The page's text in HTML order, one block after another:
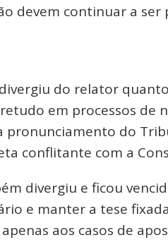
devem continuar a ser
do relator
em processos de
pronunciamento do
conflitante com a
divergiu e ficou
e manter a tese fixada
aos casos de